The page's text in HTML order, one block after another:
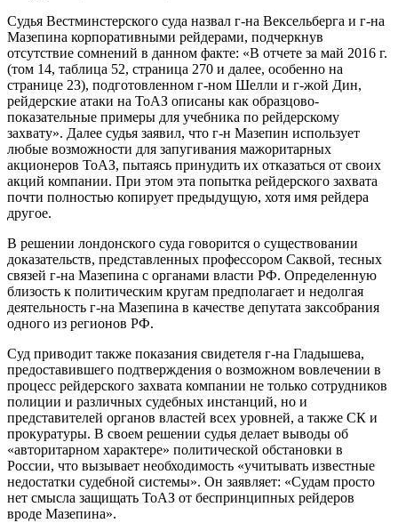
Судья Вестминстерского суда назвал г-на Вексельберга и г-на
Мазепина корпоративными рейдерами, подчеркнув
отсутствие сомнений в данном факте: «В отчете за май 2016 г.
(том 14, таблица 52, страница 270 и далее, особенно на
странице 23), подготовленном г-ном Шелли и г-жой Дин,
рейдерские атаки на ТоАЗ описаны как образцово-
показательные примеры для учебника по рейдерскому
захвату». Далее судья заявил, что г-н Мазепин использует
любые возможности для запугивания мажоритарных
акционеров ТоАЗ, пытаясь принудить их отказаться от своих
акций компании. При этом эта попытка рейдерского захвата
почти полностью копирует предыдущую, хотя имя рейдера
другое.
В решении лондонского суда говорится о существовании
доказательств, представленных профессором Саквой, тесных
связей г-на Мазепина с органами власти РФ. Определенную
близость к политическим кругам предполагает и недолгая
деятельность г-на Мазепина в качестве депутата заксобрания
одного из регионов РФ.
Суд приводит также показания свидетеля г-на Гладышева,
предоставившего подтверждения о возможном вовлечении в
процесс рейдерского захвата компании не только сотрудников
полиции и различных судебных инстанций, но и
представителей органов властей всех уровней, а также СК и
прокуратуры. В своем решении судья делает выводы об
«авторитарном характере» политической обстановки в
России, что вызывает необходимость «учитывать известные
недостатки судебной системы». Он заявляет: «Судам просто
нет смысла защищать ТоАЗ от беспринципных рейдеров
вроде Мазепина».